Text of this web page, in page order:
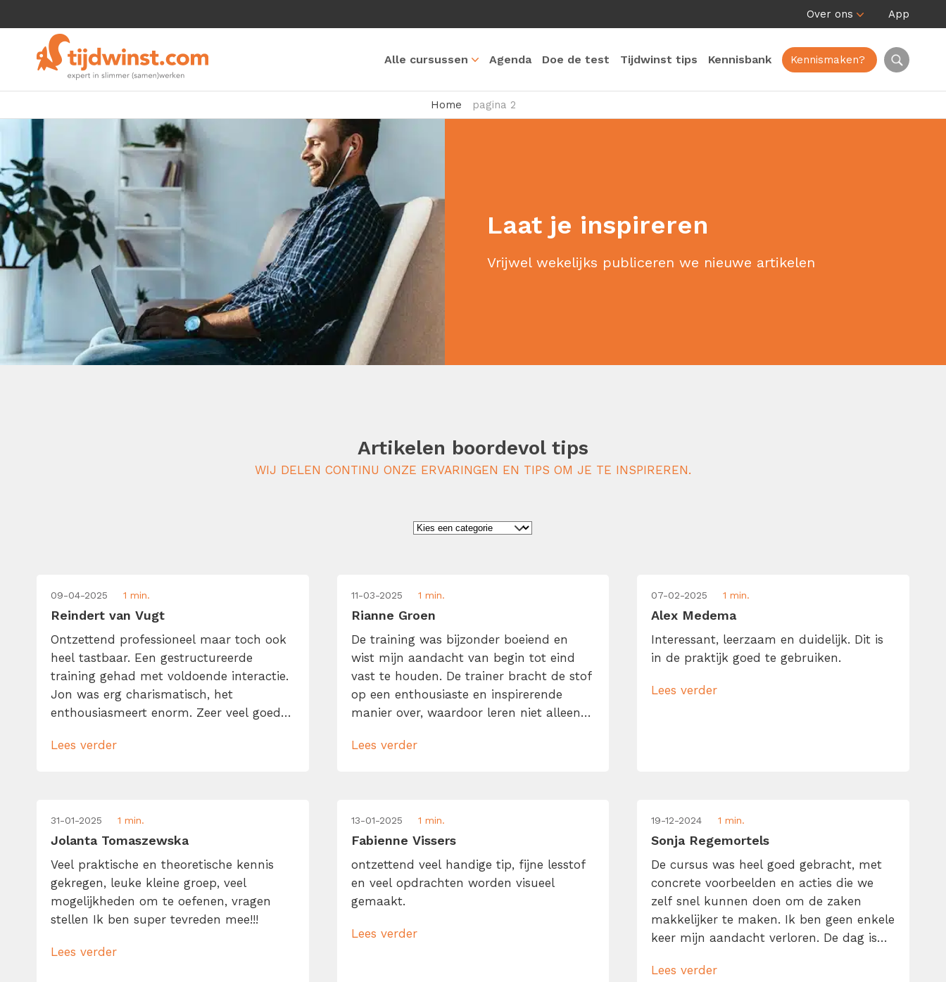
Over ons App
Alle cursussen Agenda Doe de test Tijdwinst tips Kennisbank Kennismaken?
Home pagina 2
Laat je inspireren
Vrijwel wekelijks publiceren we nieuwe artikelen
Artikelen boordevol tips
WIJ DELEN CONTINU ONZE ERVARINGEN EN TIPS OM JE TE INSPIREREN.
09-04-2025 1 min.
Reindert van Vugt
Ontzettend professioneel maar toch ook
heel tastbaar. Een gestructureerde
training gehad met voldoende interactie.
Jon was erg charismatisch, het
enthousiasmeert enorm. Zeer veel goede
ben gaan gebruiken. Na de training zijn
Lees verder
11-03-2025 1 min.
Rianne Groen
De training was bijzonder boeiend en
wist mijn aandacht van begin tot eind
vast te houden. De trainer bracht de stof
op een enthousiaste en inspirerende
manier over, waardoor leren niet alleen
deze training extra waardevol maakte,
Lees verder
07-02-2025 1 min.
Alex Medema
Interessant, leerzaam en duidelijk. Dit is
in de praktijk goed te gebruiken.
Lees verder
31-01-2025 1 min.
Jolanta Tomaszewska
Veel praktische en theoretische kennis
gekregen, leuke kleine groep, veel
mogelijkheden om te oefenen, vragen
stellen Ik ben super tevreden mee!!!
Lees verder
13-01-2025 1 min.
Fabienne Vissers
ontzettend veel handige tip, fijne lesstof
en veel opdrachten worden visueel
gemaakt.
Lees verder
19-12-2024 1 min.
Sonja Regemortels
De cursus was heel goed gebracht, met
concrete voorbeelden en acties die we
zelf snel kunnen doen om de zaken
makkelijker te maken. Ik ben geen enkele
keer mijn aandacht verloren. De dag is
om alle tips uit te proberen. Ik kan
Lees verder